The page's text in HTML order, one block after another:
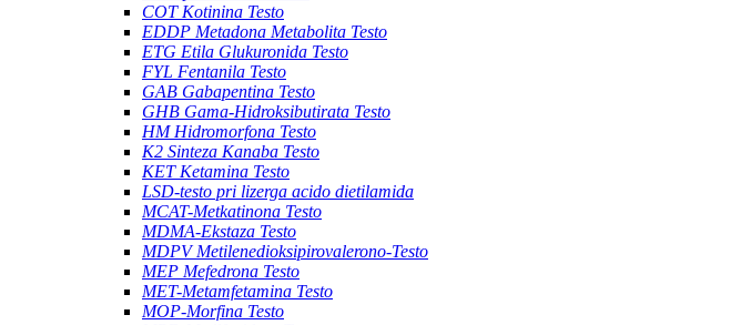
COT Kotinina Testo
EDDP Metadona Metabolita Testo
ETG Etila Glukuronida Testo
FYL Fentanila Testo
GAB Gabapentina Testo
GHB Gama-Hidroksibutirata Testo
HM Hidromorfona Testo
K2 Sinteza Kanaba Testo
KET Ketamina Testo
LSD-testo pri lizerga acido dietilamida
MCAT-Metkatinona Testo
MDMA-Ekstaza Testo
MDPV Metilenedioksipirovalerono-Testo
MEP Mefedrona Testo
MET-Metamfetamina Testo
MOP-Morfina Testo